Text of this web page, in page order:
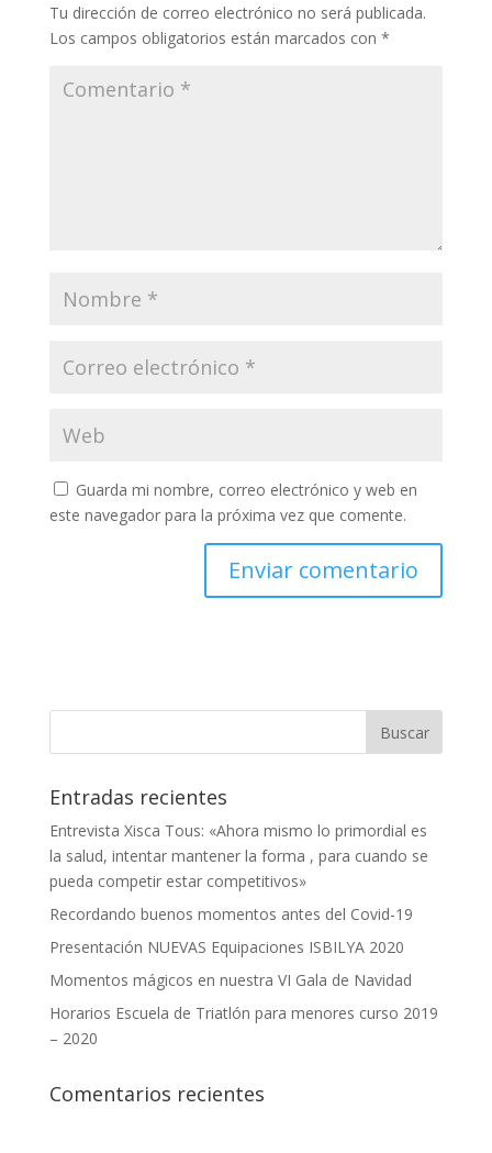
Tu dirección de correo electrónico no será publicada.
Los campos obligatorios están marcados con *
Guarda mi nombre, correo electrónico y web en
este navegador para la próxima vez que comente.
Entradas recientes
Entrevista Xisca Tous: «Ahora mismo lo primordial es
la salud, intentar mantener la forma , para cuando se
pueda competir estar competitivos»
Recordando buenos momentos antes del Covid-19
Presentación NUEVAS Equipaciones ISBILYA 2020
Momentos mágicos en nuestra VI Gala de Navidad
Horarios Escuela de Triatlón para menores curso 2019
– 2020
Comentarios recientes